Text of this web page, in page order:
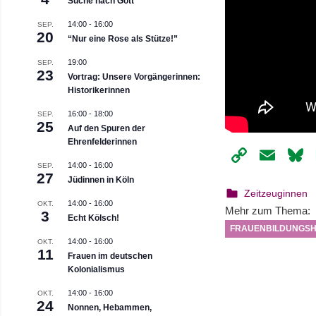
Copy
20. Dezember
webmam
Zeitzeuginnen
Mehr zum Thema:
SEP.
20
14:00 - 16:00
“Nur eine Rose als Stütze!”
SEP.
23
19:00
Vortrag: Unsere Vorgängerinnen:
Historikerinnen
SEP.
25
16:00 - 18:00
Auf den Spuren der
Ehrenfelderinnen
SEP.
27
14:00 - 16:00
Jüdinnen in Köln
OKT.
3
14:00 - 16:00
Echt Kölsch!
OKT.
11
14:00 - 16:00
Frauen im deutschen
Kolonialismus
OKT.
24
14:00 - 16:00
Nonnen, Hebammen,